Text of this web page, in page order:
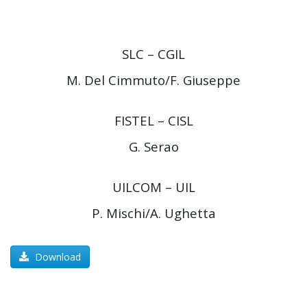
SLC – CGIL
M. Del Cimmuto/F. Giuseppe
FISTEL – CISL
G. Serao
UILCOM – UIL
P. Mischi/A. Ughetta
Download